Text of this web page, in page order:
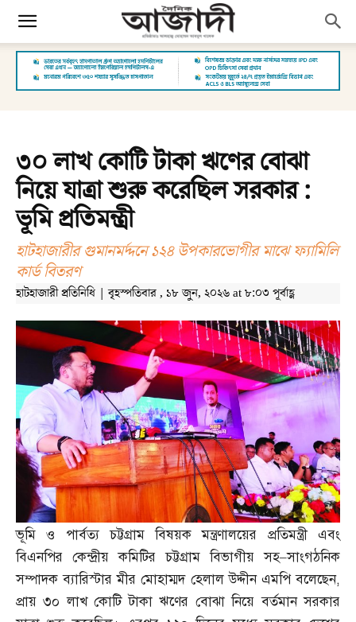
৩০ লাখ কোটি টাকা ঋণের বোঝা
নিয়ে যাত্রা শুরু করেছিল সরকার :
ভূমি প্রতিমন্ত্রী
হাটহাজারীর গুমানমর্দ্দনে ১২৪ উপকারভোগীর মাঝে ফ্যামিলি
কার্ড বিতরণ
হাটহাজারী প্রতিনিধি | বৃহস্পতিবার , ১৮ জুন, ২০২৬ at ৮:০৩ পূর্বাহ্ণ
ভূমি ও পার্বত্য চট্টগ্রাম বিষয়ক মন্ত্রণালয়ের প্রতিমন্ত্রী এবং
বিএনপির কেন্দ্রীয় কমিটির চট্টগ্রাম বিভাগীয় সহ–সাংগঠনিক
সম্পাদক ব্যারিস্টার মীর মোহাম্মদ হেলাল উদ্দীন এমপি বলেছেন,
প্রায় ৩০ লাখ কোটি টাকা ঋণের বোঝা নিয়ে বর্তমান সরকার